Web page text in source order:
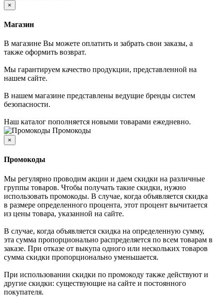
×
Магазин
В магазине Вы можете оплатить и забрать свои заказы, а
также оформить возврат.
Мы гарантируем качество продукции, представленной на
нашем сайте.
В нашем магазине представлены ведущие бренды систем
безопасности.
Наш каталог пополняется новыми товарами ежедневно.
Промокоды
×
Промокоды
Мы регулярно проводим акции и даем скидки на различные
группы товаров. Чтобы получать такие скидки, нужно
использовать промокоды. В случае, когда объявляется скидка
в размере определенного процента, этот процент вычитается
из цены товара, указанной на сайте.
В случае, когда объявляется скидка на определенную сумму,
эта сумма пропорционально распределяется по всем товарам в
заказе. При отказе от выкупа одного или нескольких товаров
сумма скидки пропорционально уменьшается.
При использовании скидки по промокоду также действуют и
другие скидки: существующие на сайте и постоянного
покупателя.